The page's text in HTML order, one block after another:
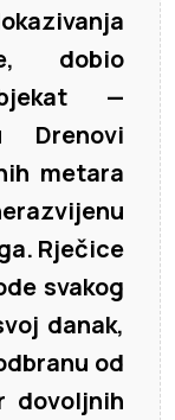
dobio
—
Drenovi
metara
Rječice
svakog
danak,
od
dovoljnih